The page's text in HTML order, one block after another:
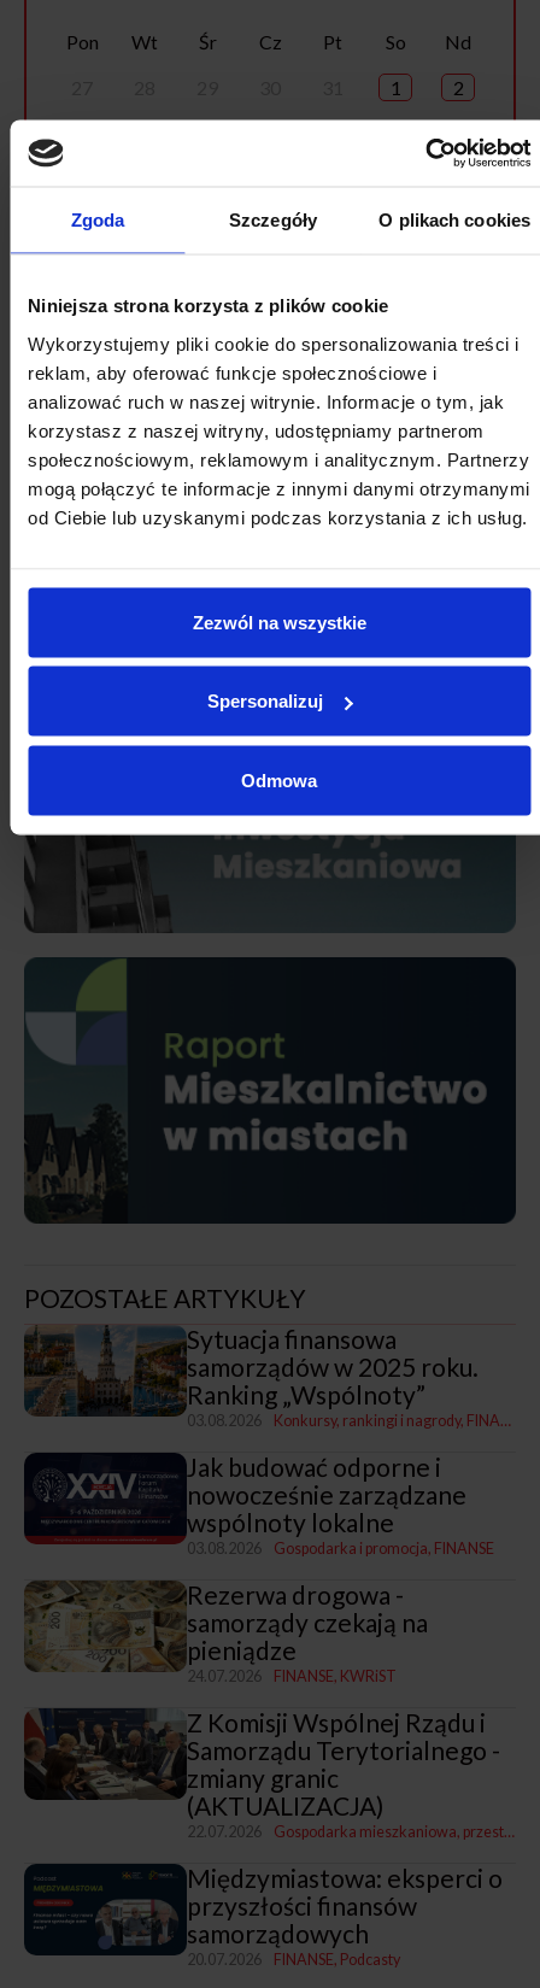
Zgoda Szczegóły O plikach cookies
Niniejsza strona korzysta z plików cookie
Wykorzystujemy pliki cookie do spersonalizowania treści i
reklam, aby oferować funkcje społecznościowe i
analizować ruch w naszej witrynie. Informacje o tym, jak
korzystasz z naszej witryny, udostępniamy partnerom
społecznościowym, reklamowym i analitycznym. Partnerzy
mogą połączyć te informacje z innymi danymi otrzymanymi
od Ciebie lub uzyskanymi podczas korzystania z ich usług.
Zezwól na wszystkie
Spersonalizuj
Odmowa
Pon Wt Śr Cz Pt So
Nd
1 2
17 20 22 23
31 2 3
POZOSTAŁE ARTYKUŁY
Sytuacja finansowa
samorządów w 2025 roku.
Ranking „Wspólnoty”
03.08.2026 Konkursy, rankingi i nagrody FINANSE
Jak budować odporne i
nowocześnie zarządzane
wspólnoty lokalne
03.08.2026 Gospodarka i promocja FINANSE
Rezerwa drogowa -
samorządy czekają na
pieniądze
24.07.2026 FINANSE KWRiST
Z Komisji Wspólnej Rządu i
Samorządu Terytorialnego -
zmiany granic
(AKTUALIZACJA)
22.07.2026 Gospodarka mieszkaniowa, przestrzenna i nieruchomościami
Międzymiastowa: eksperci o
przyszłości finansów
samorządowych
20.07.2026 FINANSE Podcasty